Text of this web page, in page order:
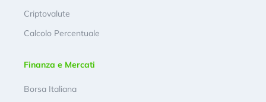
Criptovalute
Calcolo Percentuale
Finanza e Mercati
Borsa Italiana